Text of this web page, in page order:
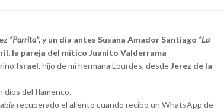
“Parrita”,y un día antes Susana Amador Santiago “La
la pareja del mítico Juanito Valderrama
Israel, hijo de mi hermana Lourdes, desdeJerez de la
del flamenco.
recuperado el aliento cuando recibo un WhatsApp de